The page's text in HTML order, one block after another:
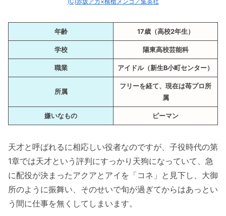
久しぶりにアクアと共演して上機嫌（漫画
2巻の第16話）
10秒で泣ける天才子役の真骨頂（漫画2巻
の第17話）
アクアに彼女がいるかをさり気なく確認
（漫画2巻の第18話）
すぐ乗せられるかながチョロ可愛い（漫画
今ガチに出演するアクアに複雑そうなかな
（漫画3巻の第21話）
「菊花賞」を知っている現役アイドル（漫
画3巻の第29話）
MEMちょの気持ちがちょっとだけ分かる
年齢 17歳（高校2年生）
学校 陽東高校芸能科
職業 アイドル（新生B小町センター）
所属
フリーを経て、現在は苺プロ所
属
嫌いなもの ピーマン
天才と呼ばれるに相応しい役者なのですが、子役時代の第
1章では天才という評判にすっかり天狗になっていて、急
に配役が決まったアクアとアイを「コネ」と見下し、大御
所のように振舞い、そのせいで旬が過ぎてからはあっとい
う間に仕事を無くしてしまいます。